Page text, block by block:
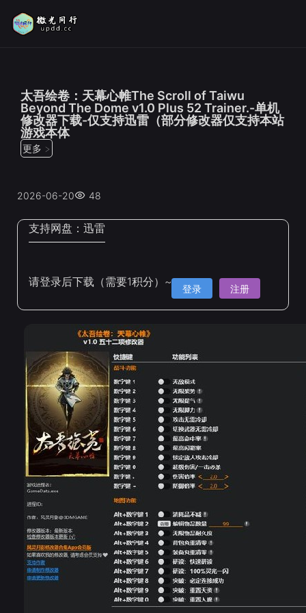
太吾绘卷：天幕心帷The Scroll of Taiwu
Beyond The Dome v1.0 Plus 52 Trainer.-单机
修改器下载-仅支持迅雷（部分修改器仅支持本站
游戏本体
更多 >
2026-06-20 48
支持网盘： 迅雷
请登录后下载（需要1积分）~ 登录 注册